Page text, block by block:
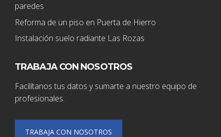
paredes
Reforma de un piso en Puerta de Hierro
Instalación suelo radiante Las Rozas
TRABAJA CON NOSOTROS
Facilítanos tus datos y sumarte a nuestro equipo de
profesionales.
TRABAJA CON NOSOTROS